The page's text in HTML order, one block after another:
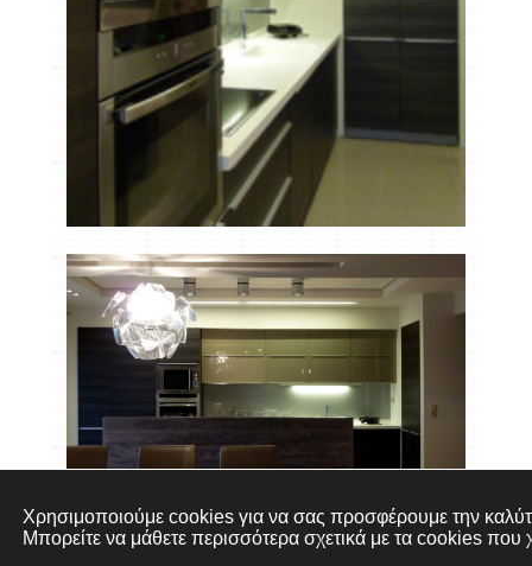
Χρησιμοποιούμε cookies για να σας προσφέρουμε την
Μπορείτε να μάθετε περισσότερα σχετικά με τα cookies